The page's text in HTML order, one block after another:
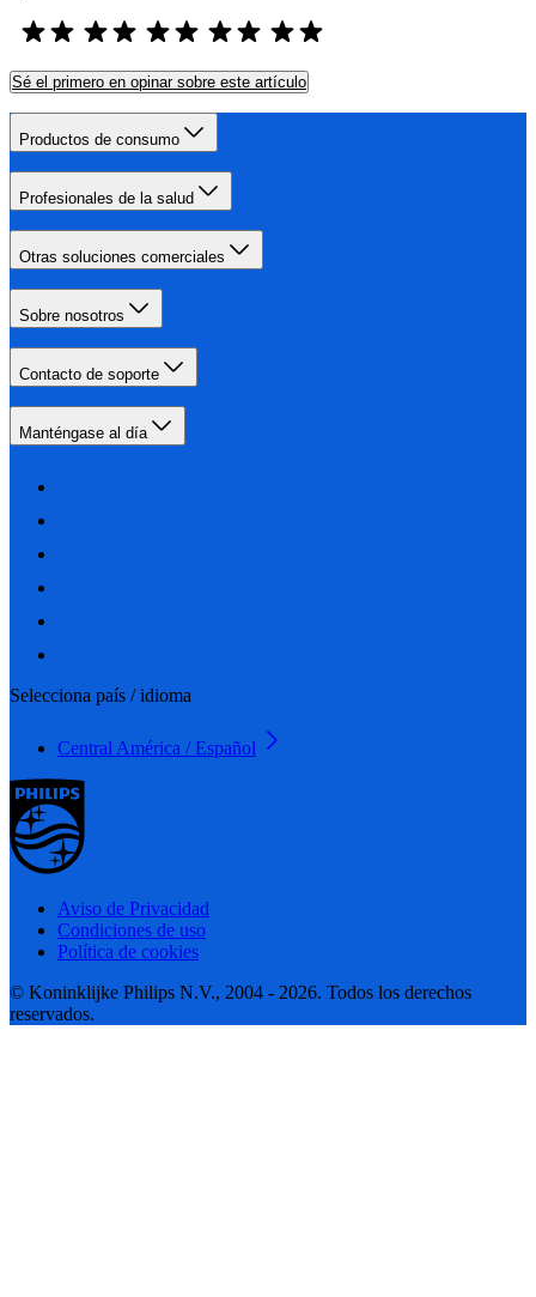
Sé el primero en opinar sobre este artículo
Productos de consumo
Profesionales de la salud
Otras soluciones comerciales
Sobre nosotros
Contacto de soporte
Manténgase al día
Selecciona país / idioma
Central América / Español
Aviso de Privacidad
Condiciones de uso
Política de cookies
© Koninklijke Philips N.V., 2004 - 2026. Todos los derechos
reservados.